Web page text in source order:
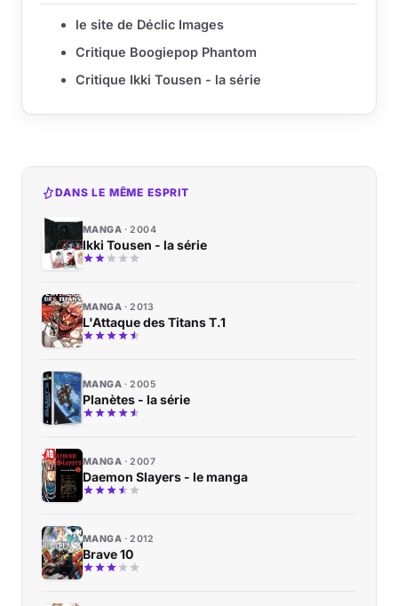
le site de Déclic Images
Critique Boogiepop Phantom
Critique Ikki Tousen - la série
DANS LE MÊME ESPRIT
MANGA 2004
Ikki Tousen - la série
MANGA 2013
L'Attaque des Titans T.1
MANGA 2005
Planètes - la série
MANGA 2007
Daemon Slayers - le manga
MANGA 2012
Brave 10